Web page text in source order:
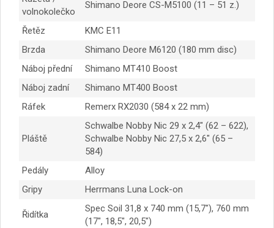
volnokolečko
Shimano Deore CS-M5100 (11 – 51 z.)
Řetěz
KMC E11
Brzda
Shimano Deore M6120 (180 mm disc)
Náboj přední
Shimano MT410 Boost
Náboj zadní
Shimano MT400 Boost
Ráfek
Remerx RX2030 (584 x 22 mm)
Pláště
Schwalbe Nobby Nic 29 x 2,4″ (62 – 622),
Schwalbe Nobby Nic 27,5 x 2,6″ (65 –
584)
Pedály
Alloy
Gripy
Herrmans Luna Lock-on
Řidítka
Spec Soil 31,8 x 740 mm (15,7″), 760 mm
(17″, 18,5″, 20,5″)